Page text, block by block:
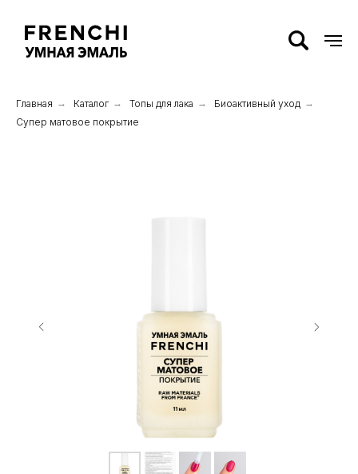
Главная → Каталог → Топы для лака → Биоактивный уход →
Супер матовое покрытие